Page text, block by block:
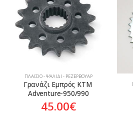
ΠΛΑΊΣΙΟ - ΨΑΛΊΔΙ - ΡΕΖΕΡΒΟΥΆΡ
Γρανάζι Εμπρός KTM
Adventure-950/990
45.00€